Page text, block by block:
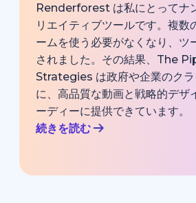
Renderforest は私にとってナ
リエイティブツールです。複数
ームを使う必要がなくなり、ツ
されました。その結果、The
Strategies は政府や企業のクラ
に、高品質な動画と戦略的デザ
ーディーに提供できています。
続きを読む